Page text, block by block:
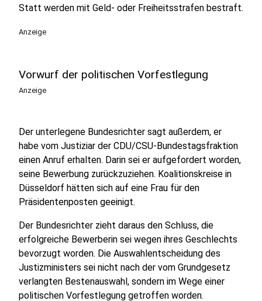
Statt werden mit Geld- oder Freiheitsstrafen bestraft.
Anzeige
Vorwurf der politischen Vorfestlegung
Anzeige
Der unterlegene Bundesrichter sagt außerdem, er
habe vom Justiziar der CDU/CSU-Bundestagsfraktion
einen Anruf erhalten. Darin sei er aufgefordert worden,
seine Bewerbung zurückzuziehen. Koalitionskreise in
Düsseldorf hätten sich auf eine Frau für den
Präsidentenposten geeinigt.
Der Bundesrichter zieht daraus den Schluss, die
erfolgreiche Bewerberin sei wegen ihres Geschlechts
bevorzugt worden. Die Auswahlentscheidung des
Justizministers sei nicht nach der vom Grundgesetz
verlangten Bestenauswahl, sondern im Wege einer
politischen Vorfestlegung getroffen worden.